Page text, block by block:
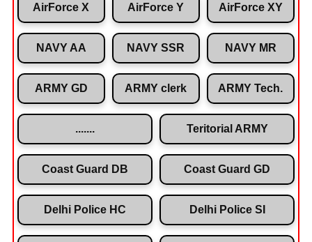
AirForce X AirForce Y AirForce XY
NAVY AA NAVY SSR NAVY MR
ARMY GD ARMY clerk ARMY Tech.
Teritorial ARMY
Coast Guard DB Coast Guard GD
Delhi Police HC Delhi Police SI